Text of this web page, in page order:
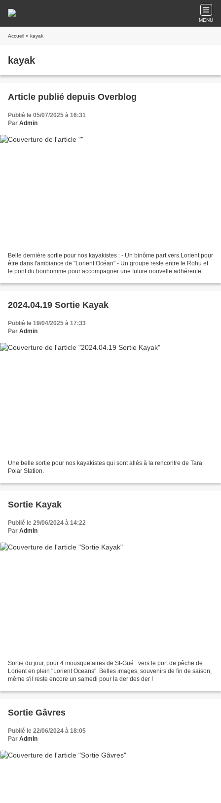
MENU
Accueil » kayak
kayak
Article publié depuis Overblog
Publié le 05/07/2025 à 16:31
Par Admin
Belle dernière sortie pour nos kayakistes : - Un binôme part vers Lorient pour
être dans l'ambiance de "Lorient Océan" - Un groupe reste entre le Rohu et
le pont du bonhomme pour accompagner une future nouvelle adhérente
2024.04.19 Sortie Kayak
Publié le 19/04/2025 à 17:33
Par Admin
Une belle sortie pour nos kayakistes qui sont allés à la rencontre de Tara
Polar Station.
Sortie Kayak
Publié le 29/06/2024 à 14:22
Par Admin
Sortie du jour, pour 4 mousquetaires de St-Gué : vers le port de pêche de
Lorient en plein "Lorient Oceans". Belles images, souvenirs de fin de saison,
même s'il reste encore un samedi pour la der des der !
Sortie Gâvres
Publié le 22/06/2024 à 18:05
Par Admin